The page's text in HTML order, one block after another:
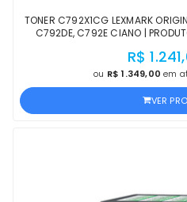
TONER C792X1CG LEXMARK
C792DE, C792E CIANO |
R$
ou R$ 1.349,00 em
VER